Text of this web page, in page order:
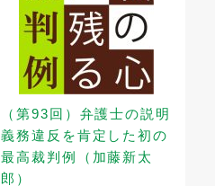
（第93回）弁護士の説明
義務違反を肯定した初の
最高裁判例（加藤新太
郎）